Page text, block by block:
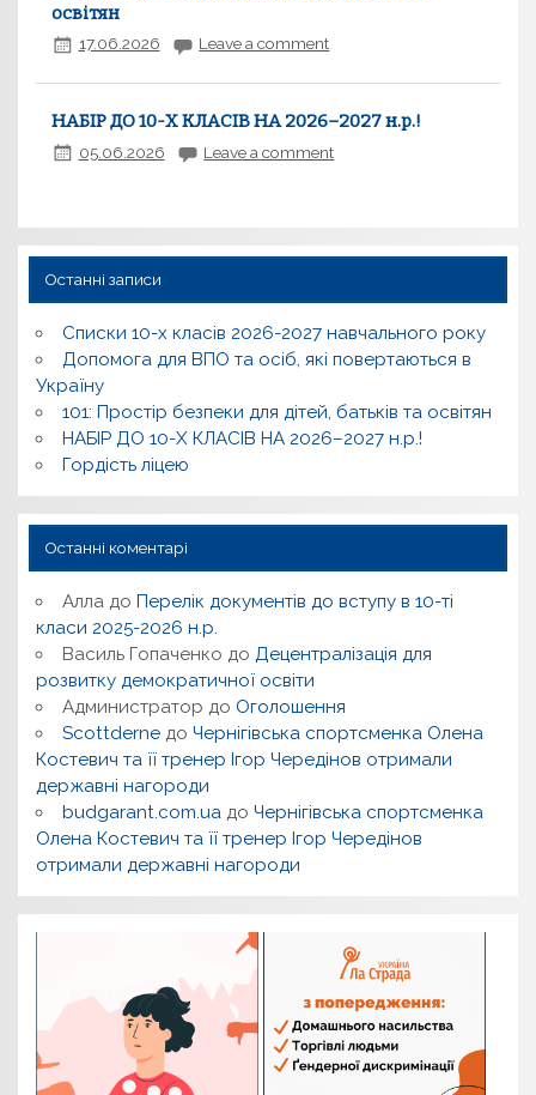
освітян
17.06.2026 Leave a comment
НАБІР ДО 10-Х КЛАСІВ НА 2026–2027 н.р.!
05.06.2026 Leave a comment
Останні записи
Списки 10-х класів 2026-2027 навчального року
Допомога для ВПО та осіб, які повертаються в
Україну
101: Простір безпеки для дітей, батьків та освітян
НАБІР ДО 10-Х КЛАСІВ НА 2026–2027 н.р.!
Гордість ліцею
Останні коментарі
Алладо Перелік документів до вступу в 10-ті
класи 2025-2026 н.р.
Василь Гопаченко до Децентралізація для
розвитку демократичної освіти
Администратор до Оголошення
Scottderneдо Чернігівська спортсменка Олена
Костевич та її тренер Ігор Чередінов отримали
державні нагороди
budgarant.com.uaдо Чернігівська спортсменка
Олена Костевич та її тренер Ігор Чередінов
отримали державні нагороди